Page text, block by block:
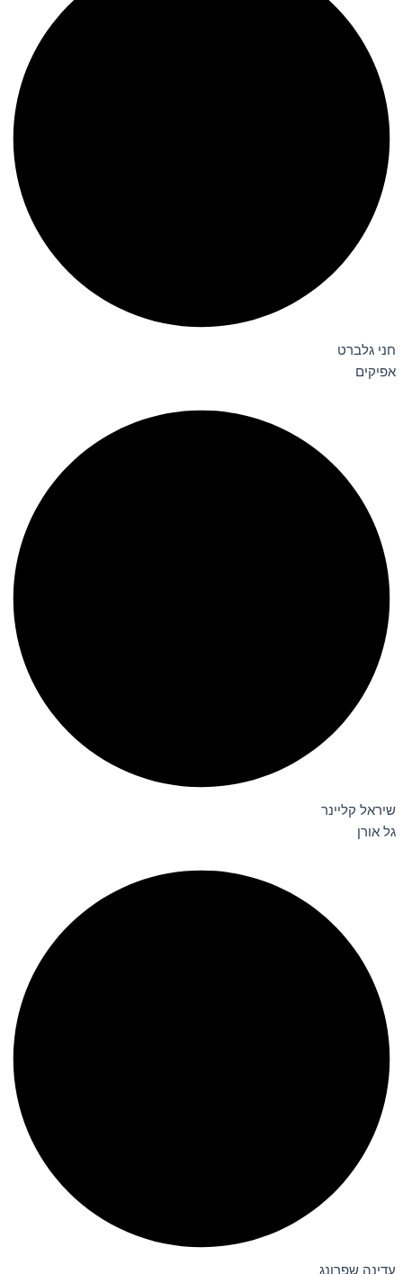
חני גלברט
אפיקים
שיראל קליינר
גל אורן
עדינה שפרונג